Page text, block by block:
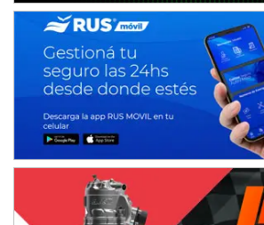
Humboldt (Santa Fe)
NORESTE SANTAFESINO - F6
Ciudad de Avellaneda (Asfalto)
Avellaneda (Santa Fe)
SUR SANTAFESINO - F4
José Samuel Sánchez (Tierra)
TUCUMANO - F5
Juan Navarro (Asfalto)
El Timbó (Tucumán)